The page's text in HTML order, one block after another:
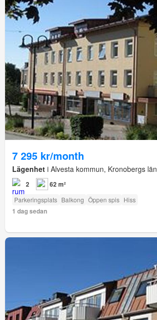
7 295 kr/month
Lägenhet i Alvesta kommun, Kronobergs län
2 62 m²
Parkeringsplats Balkong Öppen spis Hiss
1 dag sedan